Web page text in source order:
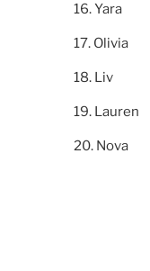
Yara
Olivia
Liv
Lauren
Nova